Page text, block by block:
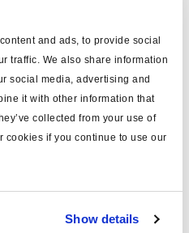
and ads, to provide social
traffic. We also share information
social media, advertising and
it with other information that
collected from your use of
cookies if you continue to use our
Show details
suspensión neumática
años, ya que este sistema
Según estimaciones
85% de los camiones, el
y el 60% de los